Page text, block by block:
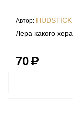
Автор: HUDSTICK
Лера какого хера
70